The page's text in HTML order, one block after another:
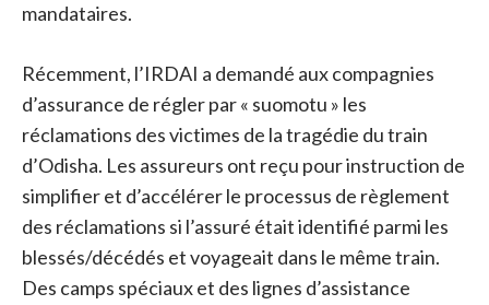
mandataires.
Récemment, l’IRDAI a demandé aux compagnies
d’assurance de régler par « suomotu » les
réclamations des victimes de la tragédie du train
d’Odisha. Les assureurs ont reçu pour instruction de
simplifier et d’accélérer le processus de règlement
des réclamations si l’assuré était identifié parmi les
blessés/décédés et voyageait dans le même train.
Des camps spéciaux et des lignes d’assistance